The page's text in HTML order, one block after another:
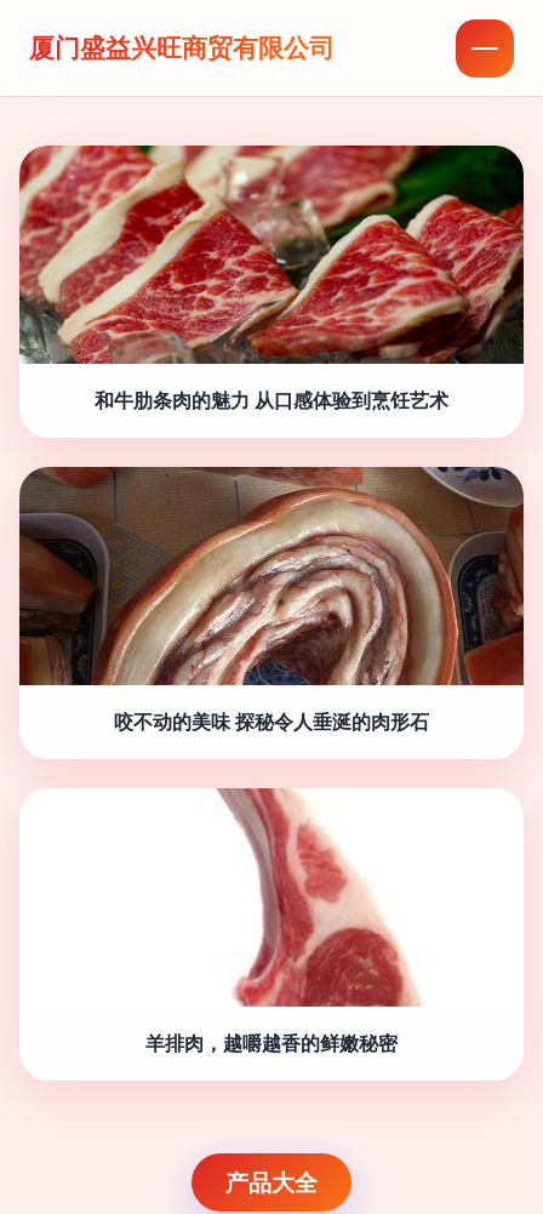
厦门盛益兴旺商贸有限公司
和牛肋条肉的魅力 从口感体验到烹饪艺术
咬不动的美味 探秘令人垂涎的肉形石
羊排肉，越嚼越香的鲜嫩秘密
产品大全